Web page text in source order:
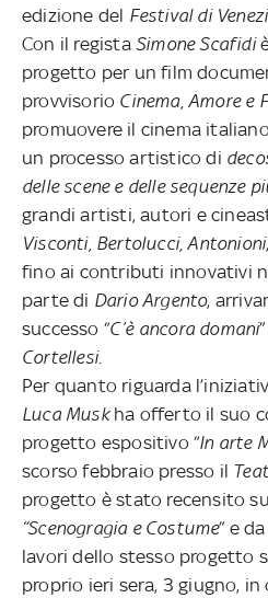
edizione del Festival di
Con il regista Simone Scafidi
progetto per un film
provvisorio Cinema, Amore e
promuovere il cinema
un processo artistico di
delle scene e delle sequenze
grandi artisti, autori e
Visconti, Bertolucci, Antonioni
fino ai contributi innovativi
parte di Dario Argento,
successo “C’è ancora domani
Cortellesi.
Per quanto riguarda
Luca Muskha offerto il suo
progetto espositivo “In arte
scorso febbraio presso il
progetto è stato recensito
“Scenogragia e Costume” e da
lavori dello stesso progetto
proprio ieri sera, 3 giugno, in